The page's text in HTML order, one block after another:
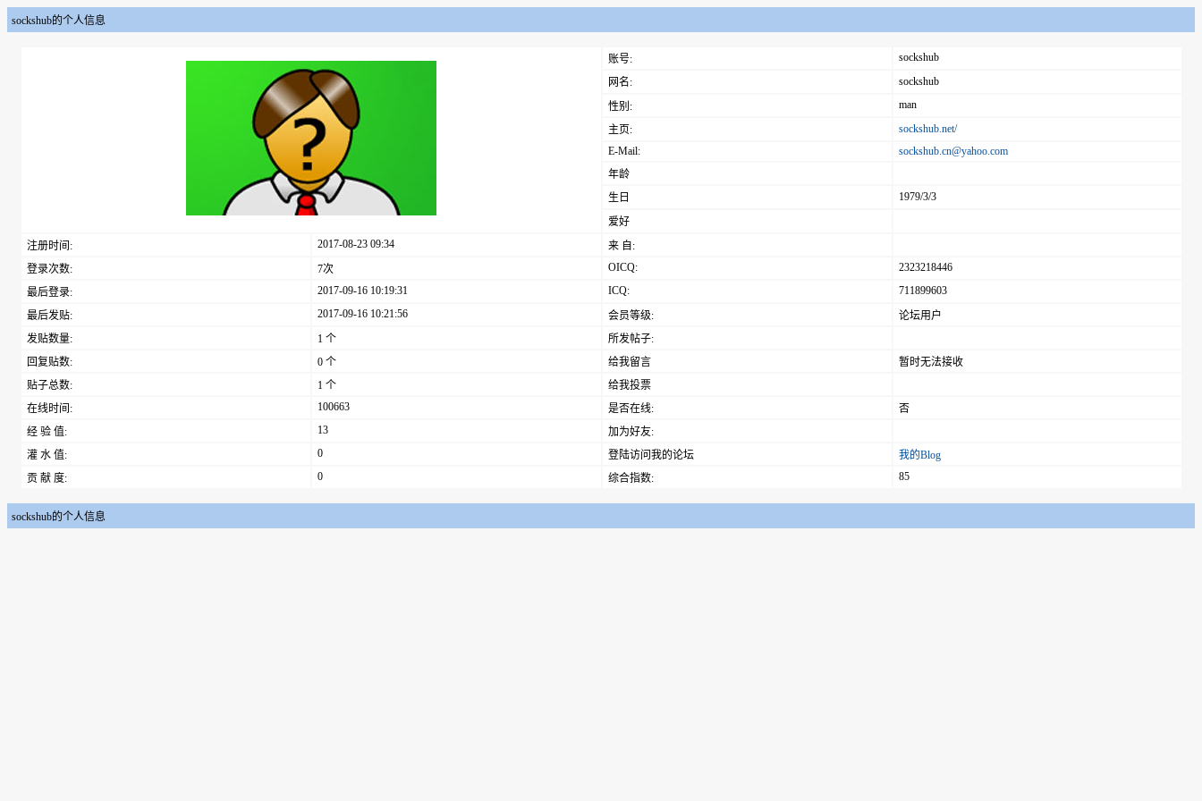
sockshub的个人信息
账号:
sockshub
网名:
sockshub
性别:
man
主页:
sockshub.net/
E-Mail:
sockshub.cn@yahoo.com
年龄
生日
1979/3/3
爱好
注册时间:
2017-08-23 09:34
来 自:
登录次数:
7次 OICQ:
2323218446
最后登录:
2017-09-16 10:19:31 ICQ:
711899603
最后发贴:
2017-09-16 10:21:56 会员等级:
论坛用户
发贴数量:
1 个
所发帖子:
回复贴数:
0 个 给我留言
暂时无法接收
贴子总数:
1 个
给我投票
在线时间:
100663 是否在线:
否
经 验 值:
13
加为好友:
灌 水 值:
0 登陆访问我的论坛
我的Blog
贡 献 度:
0 综合指数: 85
sockshub的个人信息